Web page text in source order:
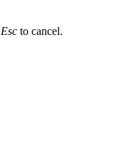
Esc to cancel.